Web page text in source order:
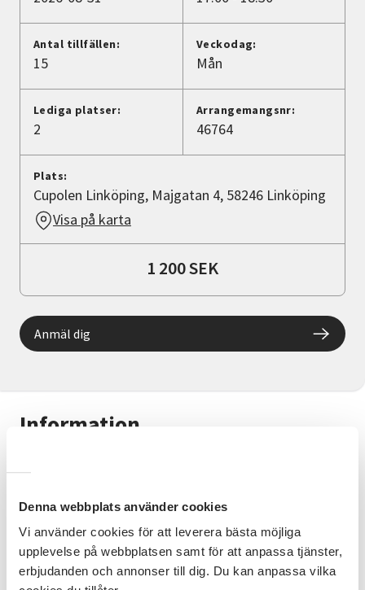
Denna webbplats använder cookies
Vi använder cookies för att leverera bästa möjliga
upplevelse på webbplatsen samt för att anpassa tjänster,
erbjudanden och annonser till dig. Du kan anpassa vilka
Lyssna
Information
dans
Kontaktperson
Cecilia Beltramo 070-738 23 62
cecilia.beltramo@sv.se
Antal tillfällen:
15
Veckodag:
Mån
Lediga platser:
2
Arrangemangsnr:
46764
Plats:
Cupolen Linköping, Majgatan 4, 58246 Linköping
Visa på karta
1 200 SEK
Anmäl dig